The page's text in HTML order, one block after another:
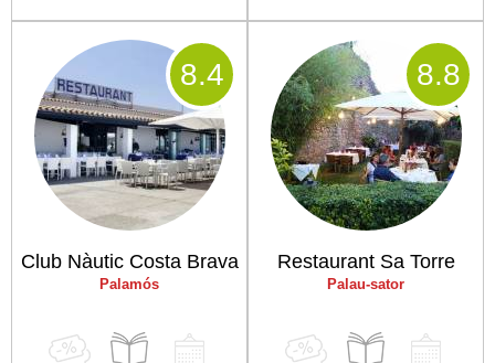
Club Nàutic Costa Brava
Palamós
8.4
Restaurant Sa Torre
Palau-sator
8.8